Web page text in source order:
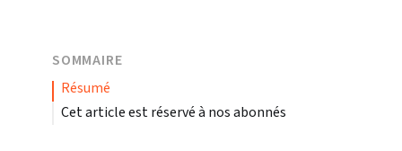
SOMMAIRE
résumé
Cet article est réservé à nos abonnés